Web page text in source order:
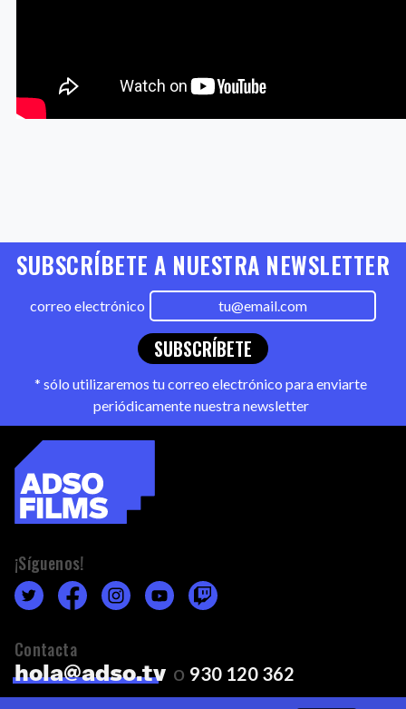
SUBSCRÍBETE A NUESTRA NEWSLETTER
correo electrónico
SUBSCRÍBETE
* sólo utilizaremos tu correo electrónico para enviarte
periódicamente nuestra newsletter
¡Síguenos!
Contacta
hola@adso.tv o 930 120 362